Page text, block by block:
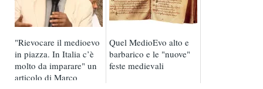
"Rievocare il medioevo
in piazza. In Italia c’è
molto da imparare" un
articolo di Marco
Quel MedioEvo alto e
barbarico e le "nuove"
feste medievali